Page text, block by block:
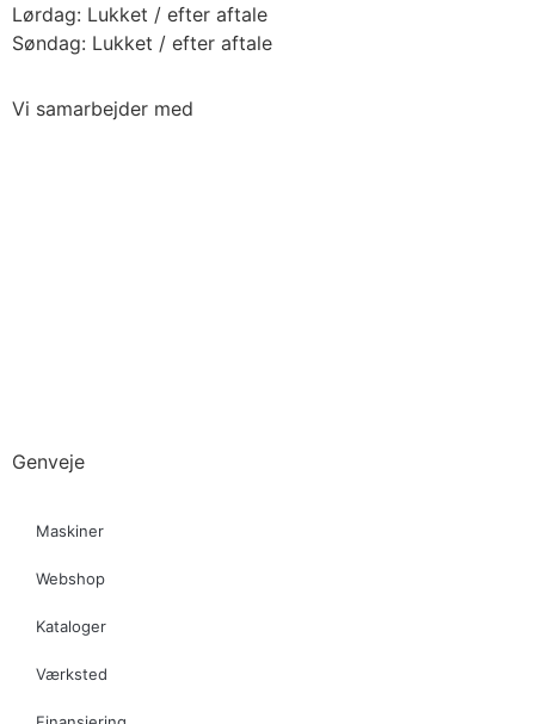
Lørdag: Lukket / efter aftale
Søndag: Lukket / efter aftale
Vi samarbejder med
Genveje
Maskiner
Webshop
Kataloger
Værksted